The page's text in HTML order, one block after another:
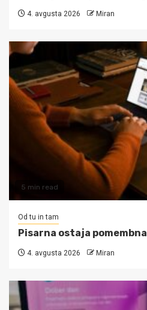
4. avgusta 2026 Miran
5 min read
Od tu in tam
Pisarna ostaja pomembna
4. avgusta 2026 Miran